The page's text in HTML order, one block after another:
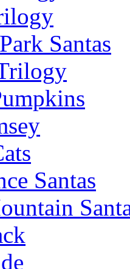
Santas
Santas